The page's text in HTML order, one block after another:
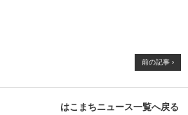
前の記事 ›
はこまちニュース一覧へ戻る